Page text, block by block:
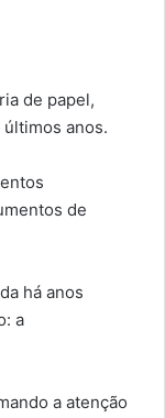
de papel,
anos.
de
há anos
a
a atenção